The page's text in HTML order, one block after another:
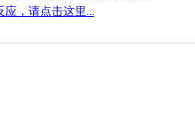
应，请点击这里...